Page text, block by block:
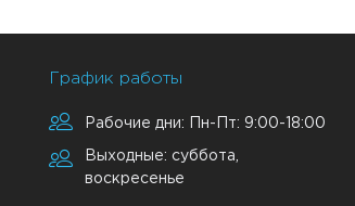
График работы
Рабочие дни: Пн-Пт: 9:00-18:00
Выходные: суббота,
воскресенье